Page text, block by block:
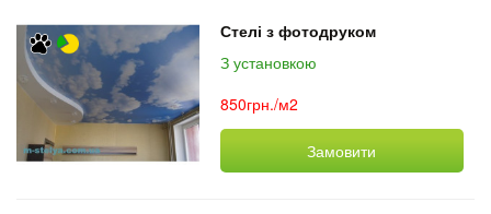
Стелі з фотодруком
З установкою
850грн./м2
Замовити